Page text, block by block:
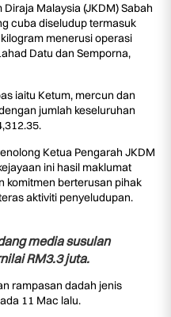
Malaysia (JKDM) Sabah
cuba diseludup termasuk
menerusi operasi
Datu dan Semporna,
iaitu Ketum, mercun dan
jumlah keseluruhan
Ketua Pengarah JKDM
ini hasil maklumat
komitmen berterusan pihak
aktiviti penyeludupan.
media susulan
RM3.3 juta.
rampasan dadah jenis
11 Mac lalu.